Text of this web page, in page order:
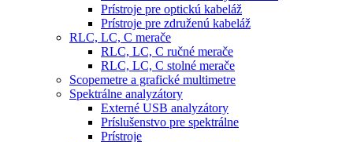
Prístroje pre optickú kabeláž
Prístroje pre združenú kabeláž
RLC, LC, C merače
RLC, LC, C ručné merače
RLC, LC, C stolné merače
Scopemetre a grafické multimetre
Spektrálne analyzátory
Externé USB analyzátory
Príslušenstvo pre spektrálne
Prístroje